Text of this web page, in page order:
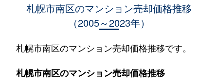
1,700万円 真駒内
川沿６条
1,800万円 真駒内
徒歩45分
川沿９条
230万円 真駒内
札幌市南区のマンション売却価格推移
（2005～2023年）
札幌市南区のマンション売却価格推移です。
札幌市南区のマンション売却価格推移